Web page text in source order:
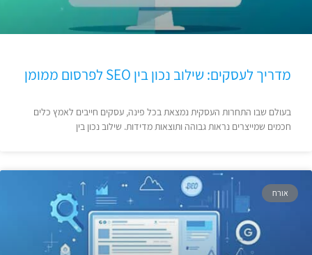
מדריך לעסקים: שילוב נכון בין SEO לפרסום ממומן
בעולם שבו התחרות העסקית נמצאת בכל פינה, עסקים חייבים לאמץ כלים
חכמים שמייצרים נראות גבוהה ותוצאות מדידות. שילוב נכון בין
אורח